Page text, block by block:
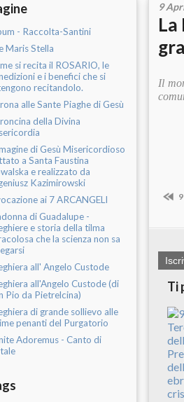
- Raccolta-Santini
Maris Stella
si recita il ROSARIO, le
e i benefici che si
recitandolo.
alle Sante Piaghe di Gesù
della Divina
di Gesù Misericordioso
a Santa Faustina
e realizzato da
Kazimirowski
ai 7 ARCANGELI
di Guadalupe -
e storia della tilma
che la scienza non sa
all' Angelo Custode
all'Angelo Custode (di
Pio da Pietrelcina)
di grande sollievo alle
penanti del Purgatorio
Adoremus - Canto di
9
La
Il
Ti